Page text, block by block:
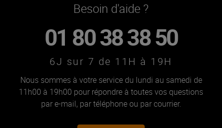
Besoin d'aide ?
01 80 38 38 50
6J sur 7 de 11H à 19H
Nous sommes à votre service du lundi au samedi de
11h00 à 19h00 pour répondre à toutes vos questions
par e-mail, par téléphone ou par courrier.